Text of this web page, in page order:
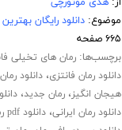
موضوع:دانلود رایگان
۶۶۵ صفحه
برچسب‌ها:رمان های تخیلی
دانلود رمان فانتزی،دانلود
هیجان انگیز،رمان جدید،
دانلود رمان ایرانی،دانلود pdf رمان رمان تسخیر شده